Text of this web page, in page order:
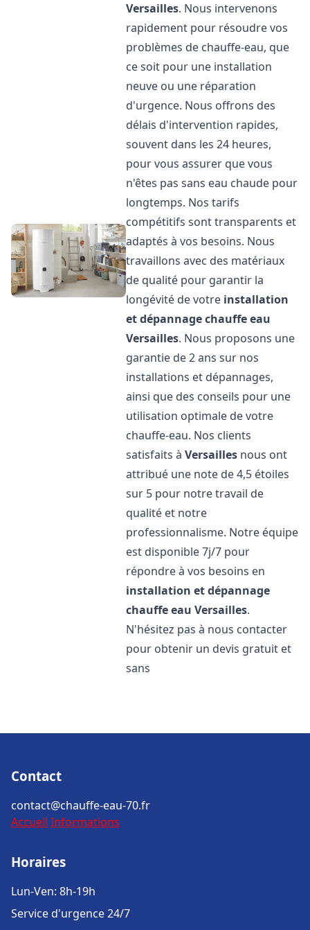
Versailles. Nous intervenons
rapidement pour résoudre vos
problèmes de chauffe-eau, que
ce soit pour une installation
neuve ou une réparation
d'urgence. Nous offrons des
délais d'intervention rapides,
souvent dans les 24 heures,
pour vous assurer que vous
n'êtes pas sans eau chaude pour
longtemps. Nos tarifs
compétitifs sont transparents et
adaptés à vos besoins. Nous
travaillons avec des matériaux
de qualité pour garantir la
longévité de votre installation
et dépannage chauffe eau
Versailles. Nous proposons une
garantie de 2 ans sur nos
installations et dépannages,
ainsi que des conseils pour une
utilisation optimale de votre
chauffe-eau. Nos clients
satisfaits àVersailles nous ont
attribué une note de 4,5 étoiles
sur 5 pour notre travail de
qualité et notre
professionnalisme. Notre équipe
est disponible 7j/7 pour
répondre à vos besoins en
installation et dépannage
chauffe eau Versailles.
N'hésitez pas à nous contacter
pour obtenir un devis gratuit et
sans
Contact
contact@chauffe-eau-70.fr
Accueil Informations
Horaires
Lun-Ven: 8h-19h
Service d'urgence 24/7